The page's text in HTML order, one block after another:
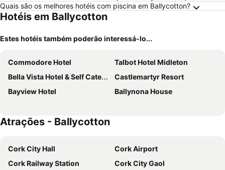
Quais são os melhores hotéis com piscina em Ballycotton?
Hotéis em Ballycotton
Estes hotéis também poderão interessá-lo...
Commodore Hotel
Talbot Hotel Midleton
Bella Vista Hotel & Self Catering Suites
Castlemartyr Resort
Bayview Hotel
Ballynona House
Atrações - Ballycotton
Cork City Hall
Cork Airport
Cork Railway Station
Cork City Gaol